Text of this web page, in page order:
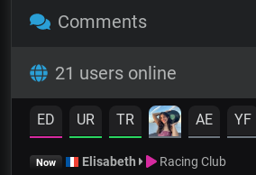
Comments
21 users online
ED UR TR AE YF
Now Elisabeth Racing Club